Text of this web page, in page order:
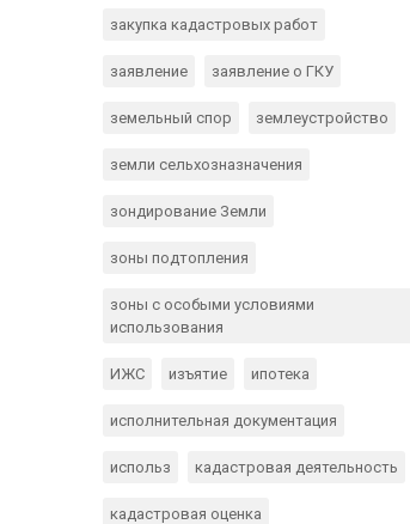
закупка кадастровых работ
заявление заявление о ГКУ
земельный спор землеустройство
земли сельхозназначения
зондирование Земли
зоны подтопления
зоны с особыми условиями
использования
ИЖС изъятие ипотека
исполнительная документация
использ кадастровая деятельность
кадастровая оценка